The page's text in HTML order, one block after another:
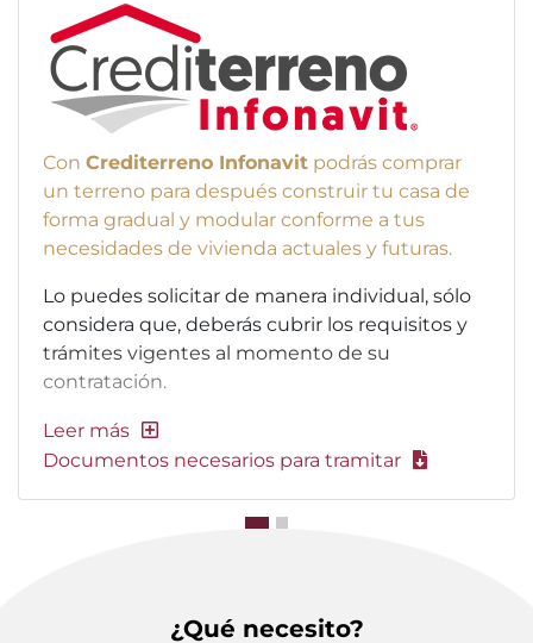
Con Crediterreno Infonavit podrás comprar
un terreno para después construir tu casa de
forma gradual y modular conforme a tus
necesidades de vivienda actuales y futuras.
Lo puedes solicitar de manera individual, sólo
considera que, deberás cubrir los requisitos y
trámites vigentes al momento de su
contratación.
Documentos necesarios para tramitar
¿Qué necesito?